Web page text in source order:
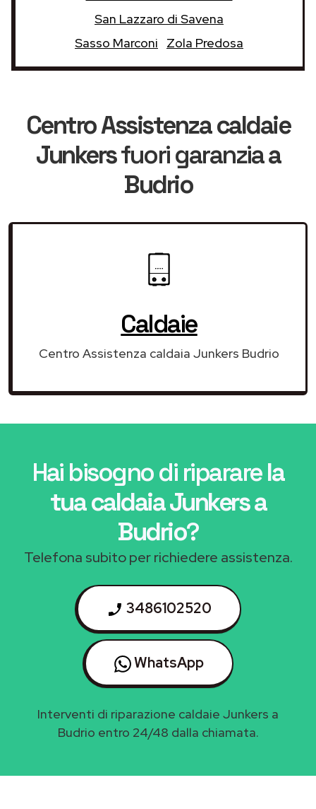
San Lazzaro di Savena
Sasso Marconi
Zola Predosa
Centro Assistenza caldaie
Junkersfuori garanziaa
Budrio
Caldaie
Centro Assistenza caldaia Junkers Budrio
Hai bisogno di ripararela
tua caldaia Junkers a
Budrio?
Telefona subito per richiedere assistenza.
3486102520
WhatsApp
Interventi di riparazione caldaie Junkers a
Budrio entro 24/48 dalla chiamata.